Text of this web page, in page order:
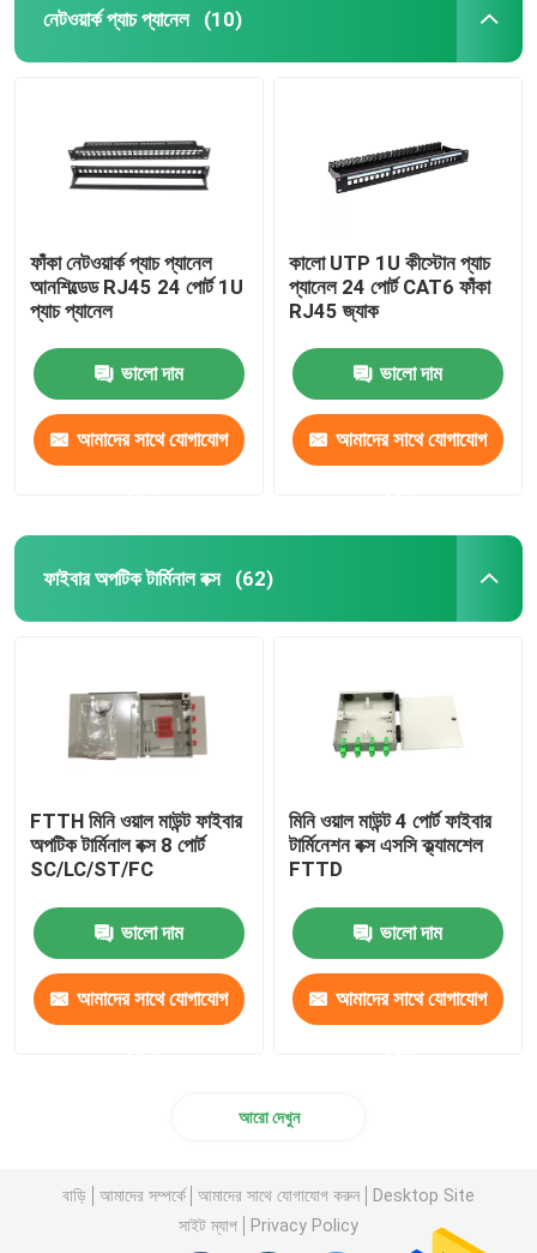
নেটওয়ার্ক প্যাচ প্যানেল (10)
ফাঁকা নেটওয়ার্ক প্যাচ প্যানেল
আনশিল্ডেড RJ45 24 পোর্ট 1U
প্যাচ প্যানেল
ভালো দাম
আমাদের সাথে যোগাযোগ
কালো UTP 1U কীস্টোন প্যাচ
প্যানেল 24 পোর্ট CAT6 ফাঁকা
RJ45 জ্যাক
ভালো দাম
আমাদের সাথে যোগাযোগ
ফাইবার অপটিক টার্মিনাল বক্স (62)
FTTH মিনি ওয়াল মাউন্ট ফাইবার
অপটিক টার্মিনাল বক্স 8 পোর্ট
SC/LC/ST/FC
ভালো দাম
আমাদের সাথে যোগাযোগ
মিনি ওয়াল মাউন্ট 4 পোর্ট ফাইবার
টার্মিনেশন বক্স এসসি ক্ল্যামশেল
FTTD
ভালো দাম
আমাদের সাথে যোগাযোগ
আরো দেখুন
বাড়ি আমাদের সম্পর্কে আমাদের সাথে যোগাযোগ করুন
Desktop Site
সাইট ম্যাপ
Privacy Policy